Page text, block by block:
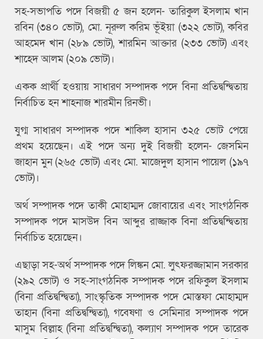
সহ-সভাপতি পদে বিজয়ী ৫ জন হলেন- তারিকুল ইসলাম খান
রবিন (৩৪০ ভোট), মো. নূরুল করিম ভূঁইয়া (৩২২ ভোট), কবির
আহমেদ খান (২৮৯ ভোট), শারমিন আক্তার (২৩৩ ভোট) এবং
শাহেদ আলম (২০৯ ভোট)।
একক প্রার্থী হওয়ায় সাধারণ সম্পাদক পদে বিনা প্রতিদ্বন্দ্বিতায়
নির্বাচিত হন শাহনাজ শারমীন রিনভী।
যুগ্ম সাধারণ সম্পাদক পদে শাকিল হাসান ৩২৫ ভোট পেয়ে
প্রথম হয়েছেন। এই পদে অন্য দুই বিজয়ী হলেন- জেসমিন
জাহান মুন (২৬৫ ভোট) এবং মো. মাজেদুল হাসান পায়েল (১৯৭
ভোট)।
অর্থ সম্পাদক পদে তাকী মোহাম্মদ জোবায়ের এবং সাংগঠনিক
সম্পাদক পদে মাসউদ বিন আব্দুর রাজ্জাক বিনা প্রতিদ্বন্দ্বিতায়
নির্বাচিত হয়েছেন।
এছাড়া সহ-অর্থ সম্পাদক পদে লিঙ্কন মো. লুৎফরজ্জামান সরকার
(২৯২ ভোট) ও সহ-সাংগঠনিক সম্পাদক পদে রফিকুল ইসলাম
(বিনা প্রতিদ্বন্দ্বিতা), সাংস্কৃতিক সম্পাদক পদে মোস্তফা মোহাম্মদ
তাহান (বিনা প্রতিদ্বন্দ্বিতা), গবেষণা ও সেমিনার সম্পাদক পদে
মাসুম বিল্লাহ (বিনা প্রতিদ্বন্দ্বিতা), কল্যাণ সম্পাদক পদে তারেক